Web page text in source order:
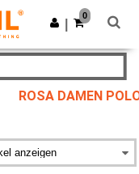
App holen
0
ROSA DAMEN